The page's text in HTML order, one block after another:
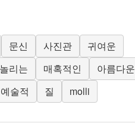
문신 사진관
귀여운
놀리는 매혹적인
아름다운
예술적 질 molli